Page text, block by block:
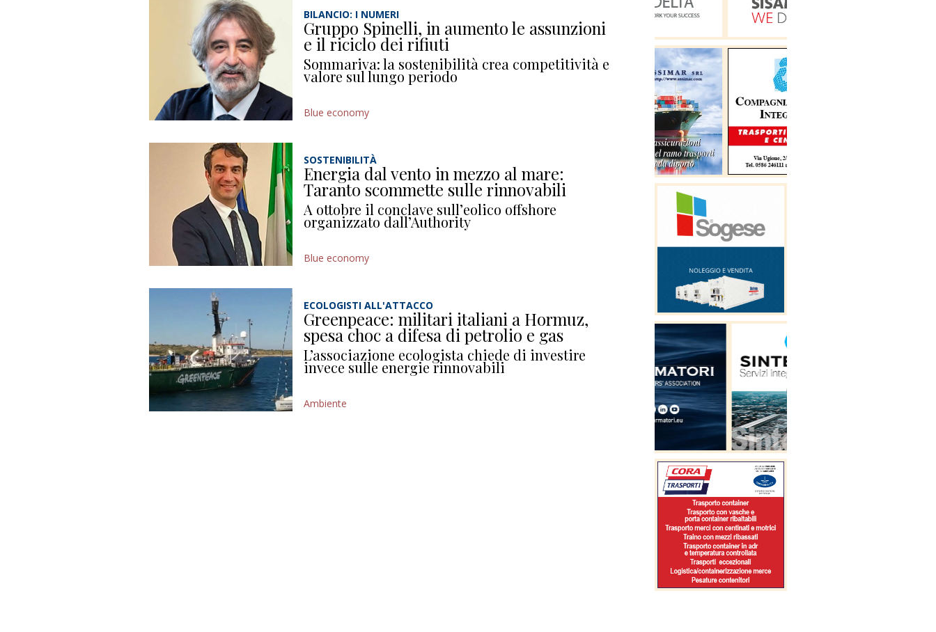
BILANCIO: I NUMERI
Gruppo Spinelli, in aumento le assunzioni
e il riciclo dei rifiuti
Sommariva: la sostenibilità crea competitività e
valore sul lungo periodo
Blue economy
SOSTENIBILITÀ
Energia dal vento in mezzo al mare:
Taranto scommette sulle rinnovabili
A ottobre il conclave sull’eolico offshore
organizzato dall’Authority
Blue economy
ECOLOGISTI ALL'ATTACCO
Greenpeace: militari italiani a Hormuz,
spesa choc a difesa di petrolio e gas
L’associazione ecologista chiede di investire
invece sulle energie rinnovabili
Ambiente